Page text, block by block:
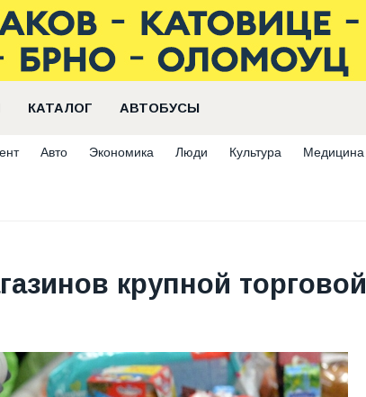
КАТАЛОГ АВТОБУСЫ
Авто Экономика Люди Культура Медицина
крупной торговой